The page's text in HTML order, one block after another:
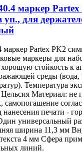
маркер
для
маркер Partex PK2
маркеры для
стойкость к
среды
Температура
Цельсия Материал:
самопогашение
печати -
универсальный
ширина 11,3 мм
4 мм Сфера
линий.